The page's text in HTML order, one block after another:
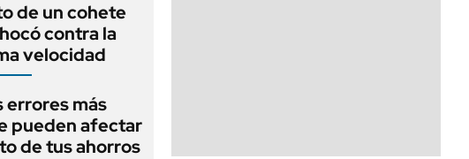
de un cohete
contra la
velocidad
errores más
pueden afectar
de tus ahorros